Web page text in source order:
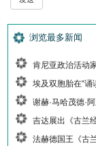
浏览最多新闻
肯尼亚政治活动
埃及双胞胎在“诵
谢赫·马哈茂德·
吉达展出《古兰
法赫德国王《古